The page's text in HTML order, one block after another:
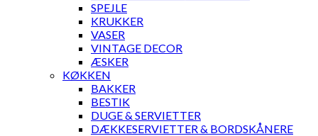
SPEJLE
KRUKKER
VASER
VINTAGE DECOR
ÆSKER
KØKKEN
BAKKER
BESTIK
DUGE & SERVIETTER
DÆKKESERVIETTER & BORDSKÅNERE